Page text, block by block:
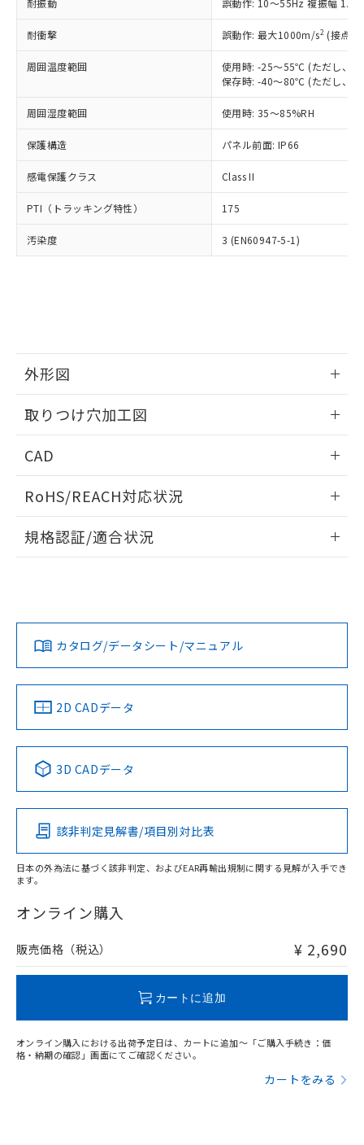
耐振動 誤動作: 10～55Hz 複振幅
耐衝撃 誤動作: 最大1000m/s2 (接点
周囲温度範囲
使用時: -25～55℃ (ただし、氷
保存時: -40～80℃ (ただし、氷
周囲湿度範囲 使用時: 35～85%RH
保護構造 パネル前面: IP66
感電保護クラス Class II
PTI（トラッキング特性） 175
汚染度 3 (EN60947-5-1)
外形図
取りつけ穴加工図
CAD
ドすることができます。
ログイン/会員登録
ダウンロードデータをご利用いただく前に、以下を必ずお読
みください。
ソフトウェアの使用条件
RoHS/REACH対応状況
EU RoHS 注意事項・凡例
対応済み
中国 RoHS 注意事項・凡例
Pb Hg Cd Cr(VI)
O
在庫等で未対応品が混在する可能性があります。
問い合わせください。
規格認証/適合状況
カタログ/データシート/マニュアル
2D CADデータ
3D CADデータ
該非判定見解書/項目別対比表
日本の外為法に基づく該非判定、およびEAR再輸出規制に関する見解が入手でき
ます。
オンライン購入
販売価格（税込） ¥ 2,690
カートに追加
オンライン購入における出荷予定日は、カートに追加～「ご購入手続き：価
格・納期の確認」画面にてご確認ください。
カートをみる
正式な納期状況および標準価格はお客
様のお取引先、またはお客様担当のオ
ムロン制御機器販売店・当社販売員に
オムロン制御機器販売店や当社販売拠
販売ネットワーク
」をご確認
在庫状況および標準価格結果を当社の
事前の承諾なく第三者に漏洩または開
示しないようお願いします。
マイパーツ機能（部品リスト作成サー
ビス）をご利用いただくには、I-Web
メンバーズにご登録されている必要が
お客様が当ウェブサイト上で当社にご
指します。
但し、RoHS指令で産業用監視および制御機器に対する
適用除外項目は除く。
フタル酸エステル類の４物質については閾値を超える意
図的な使用がないことを確認しています。
部品在庫の切り替え状況などにより、予定
月が前後することがあります。
※3 非含有証明書ダウンロード
51物質の非含有証明書（当社基準）
※本証明書は発行日時点で非含有を証明す
るもので、過去に遡って非含有を証明する
ものではありません。
また、RoHS指令のフタル酸エステル類４
欄に対応日を記載しておりました。
既に当社にて対応品への在庫切替を完了
していることから、特段のことがない限
り、2022年1月12日より割愛しておりま
す。
DBP(フタル酸ジブチル) : 1000ppm、 DIBP(フタル酸ジ
イソブチル) : 1000ppm、 BBP(フタル酸ブチルベンジ
DEHP(フタル酸ビス(2-エチルヘキシル)) : 1000ppm
準値以下であることを示します。
「10」：通常の使用状況下において有害物
質が外部に漏えいし、環境に深刻な影響を
及ぼさない年数を意味します。
「－」：未確認です。当社販売部門へお問
全に破砕するなど、違法に輸出されな
いよう必要な手段を講じます。
当社は貴社製品を、核兵器、ミサイ
ル、化学兵器、生物兵器またはその他
武器並びにこれらの製造装置等に一切
当社は、貴社製品を第三者に販売する
場合は、上記1、2および3の内容を当
該第三者に通知します。また当社は、
販売先および販売に係わる関係者が違
法に輸出するおそれがある場合は、取
り引きをいたしません。
一定数には満たないが在庫あり
－
在庫なし(最新の在庫状況につ
いては、お客様のお取引先、ま
たはお客様担当のオムロン制御
機器販売店・当社販売員にご確
空
受注生産機種、また在庫状況の
情報を公開していない機種